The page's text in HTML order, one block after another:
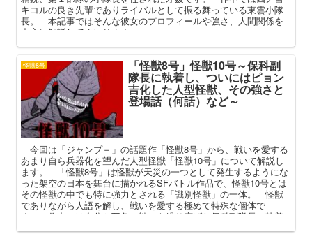
キコルの良き先輩でありライバルとして振る舞っている東雲小隊
長。 本記事ではそんな彼女のプロフィールや強さ、人間関係を
中心に解説してまいります。
怪獣8号 「怪獣8号」怪獣10号～保科副
隊長に執着し、ついにはピョン
吉化した人型怪獣、その強さと
登場話（何話）など～
今回は「ジャンプ＋」の話題作「怪獣8号」から、戦いを愛する
あまり自ら兵器化を望んだ人型怪獣「怪獣10号」について解説し
ます。 「怪獣8号」は怪獣が天災の一つとして発生するようにな
った架空の日本を舞台に描かれるSFバトル作品で、怪獣10号とは
その怪獣の中でも特に強力とされる「識別怪獣」の一体。 怪獣
でありながら人語を解し、戦いを愛する極めて特殊な個体で
す。 作中では自分と互角の戦いを繰り広げた保科副隊長に執着